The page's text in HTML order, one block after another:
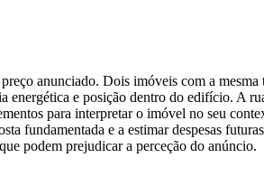
anunciado. Dois imóveis com a
e posição dentro do edifício. A
para interpretar o imóvel no seu
fundamentada e a estimar despesas
podem prejudicar a perceção do anúncio.